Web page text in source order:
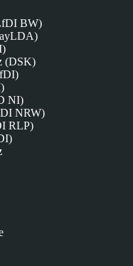
BW)
(DSK)
NI)
NRW)
RLP)